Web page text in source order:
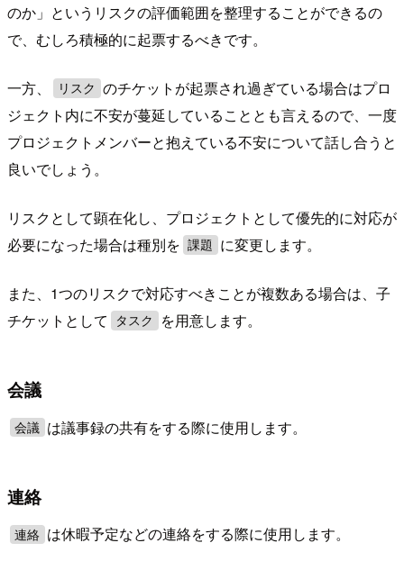
のか」というリスクの評価範囲を整理することができるの
で、むしろ積極的に起票するべきです。
一方、 リスク
のチケットが起票され過ぎている場合はプロ
ジェクト内に不安が蔓延していることとも言えるので、一度
プロジェクトメンバーと抱えている不安について話し合うと
良いでしょう。
リスクとして顕在化し、プロジェクトとして優先的に対応が
必要になった場合は種別を 課題 に変更します。
また、1つのリスクで対応すべきことが複数ある場合は、子
チケットとして
タスク を用意します。
会議
会議 は議事録の共有をする際に使用します。
連絡
連絡 は休暇予定などの連絡をする際に使用します。